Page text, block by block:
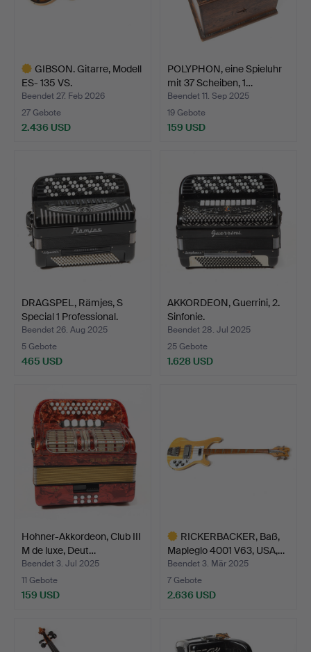
GIBSON. Gitarre, Modell
ES- 135 VS.
Beendet 27. Feb 2026
27 Gebote
2.436 USD
POLYPHON, eine Spieluhr
mit 37 Scheiben, 1…
Beendet 11. Sep 2025
19 Gebote
159 USD
DRAGSPEL, Rämjes, S
Special 1 Professional.
Beendet 26. Aug 2025
5 Gebote
465 USD
AKKORDEON, Guerrini, 2.
Sinfonie.
Beendet 28. Jul 2025
25 Gebote
1.628 USD
Hohner-Akkordeon, Club III
M de luxe, Deut…
Beendet 3. Jul 2025
11 Gebote
159 USD
RICKERBACKER, Baß,
Mapleglo 4001 V63, USA,…
Beendet 3. Mär 2025
7 Gebote
2.636 USD